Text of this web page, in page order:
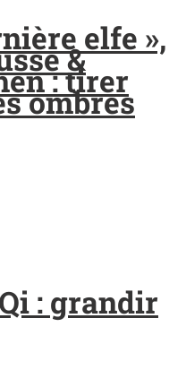
elfe »,
&
: tirer
ombres
: grandir